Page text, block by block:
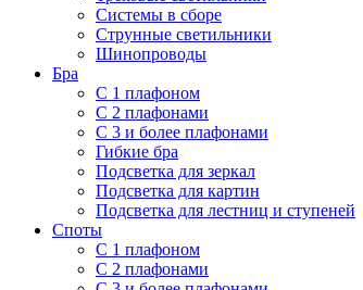
Системы в сборе
Струнные светильники
Шинопроводы
Бра
С 1 плафоном
С 2 плафонами
С 3 и более плафонами
Гибкие бра
Подсветка для зеркал
Подсветка для картин
Подсветка для лестниц и ступеней
Споты
С 1 плафоном
С 2 плафонами